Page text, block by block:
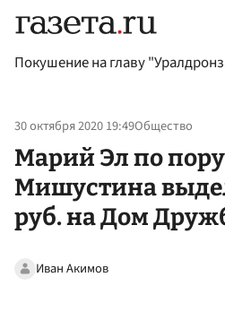
Покушение на главу
30 октября 2020 19:49Общество
Марий Эл по
Мишустина
руб. на Дом
Иван Акимов